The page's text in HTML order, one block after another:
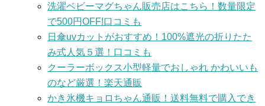
洗濯ベビーマグちゃん販売店はこちら！数量限定
で500円OFF!口コミも
日傘uvカットがおすすめ！100%遮光の折りたた
み式人気５選！口コミも
クーラーボックス小型軽量でおしゃれ かわいいも
のなど厳選！楽天通販
かき氷機キョロちゃん通販！送料無料で購入でき